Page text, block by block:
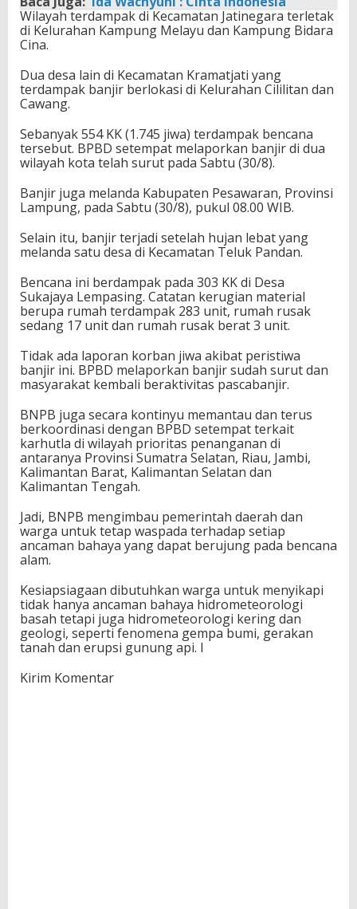
Wilayah terdampak di Kecamatan Jatinegara terletak
di Kelurahan Kampung Melayu dan Kampung Bidara
Cina.
Dua desa lain di Kecamatan Kramatjati yang
terdampak banjir berlokasi di Kelurahan Cililitan dan
Cawang.
Sebanyak 554 KK (1.745 jiwa) terdampak bencana
tersebut. BPBD setempat melaporkan banjir di dua
wilayah kota telah surut pada Sabtu (30/8).
Banjir juga melanda Kabupaten Pesawaran, Provinsi
Lampung, pada Sabtu (30/8), pukul 08.00 WIB.
Selain itu, banjir terjadi setelah hujan lebat yang
melanda satu desa di Kecamatan Teluk Pandan.
Bencana ini berdampak pada 303 KK di Desa
Sukajaya Lempasing. Catatan kerugian material
berupa rumah terdampak 283 unit, rumah rusak
sedang 17 unit dan rumah rusak berat 3 unit.
Tidak ada laporan korban jiwa akibat peristiwa
banjir ini. BPBD melaporkan banjir sudah surut dan
masyarakat kembali beraktivitas pascabanjir.
BNPB juga secara kontinyu memantau dan terus
berkoordinasi dengan BPBD setempat terkait
karhutla di wilayah prioritas penanganan di
antaranya Provinsi Sumatra Selatan, Riau, Jambi,
Kalimantan Barat, Kalimantan Selatan dan
Kalimantan Tengah.
Jadi, BNPB mengimbau pemerintah daerah dan
warga untuk tetap waspada terhadap setiap
ancaman bahaya yang dapat berujung pada bencana
alam.
Kesiapsiagaan dibutuhkan warga untuk menyikapi
tidak hanya ancaman bahaya hidrometeorologi
basah tetapi juga hidrometeorologi kering dan
geologi, seperti fenomena gempa bumi, gerakan
tanah dan erupsi gunung api. I
Kirim Komentar